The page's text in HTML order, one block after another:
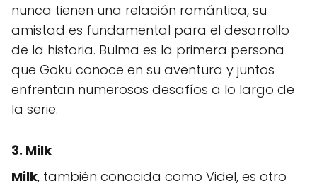
nunca tienen una relación romántica, su
amistad es fundamental para el desarrollo
de la historia. Bulma es la primera persona
que Goku conoce en su aventura y juntos
enfrentan numerosos desafíos a lo largo de
la serie.
3. Milk
Milk, también conocida como Videl, es otro